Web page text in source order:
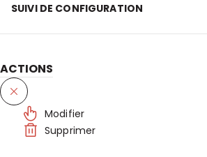
SUIVI DE CONFIGURATION
ACTIONS
Modifier
Supprimer
SIMPLE, DOUBLE ET
BAIE COULISSANTE ET À